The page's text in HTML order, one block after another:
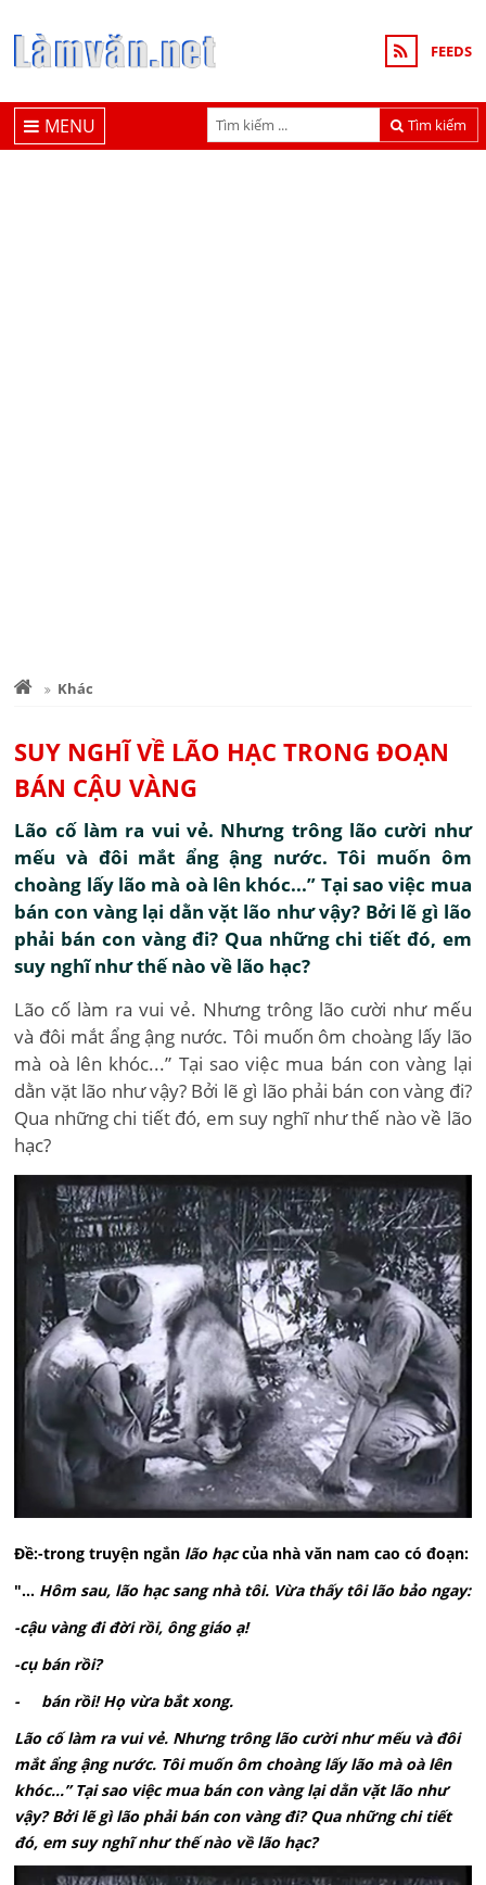
FEEDS
Tìm kiếm
MENU
Khác
SUY NGHĨ VỀ LÃO HẠC TRONG ĐOẠN
BÁN CẬU VÀNG
Lão cố làm ra vui vẻ. Nhưng trông lão cười như
mếu và đôi mắt ẩng ậng nước. Tôi muốn ôm
choàng lấy lão mà oà lên khóc...” Tại sao việc mua
bán con vàng lại dằn vặt lão như vậy? Bởi lẽ gì lão
phải bán con vàng đi? Qua những chi tiết đó, em
suy nghĩ như thế nào về lão hạc?
Lão cố làm ra vui vẻ. Nhưng trông lão cười như mếu
và đôi mắt ẩng ậng nước. Tôi muốn ôm choàng lấy lão
mà oà lên khóc...” Tại sao việc mua bán con vàng lại
dằn vặt lão như vậy? Bởi lẽ gì lão phải bán con vàng đi?
Qua những chi tiết đó, em suy nghĩ như thế nào về lão
hạc?
Đề:-trong truyện ngắn lão hạccủa nhà văn nam cao có đoạn:
"... Hôm sau, lão hạc sang nhà tôi. Vừa thấy tôi lão bảo ngay:
-cậu vàng đi đời rồi, ông giáo ạ!
-cụ bán rồi?
- bán rồi! Họ vừa bắt xong.
Lão cố làm ra vui vẻ. Nhưng trông lão cười như mếu và đôi
mắt ẩng ậng nước. Tôi muốn ôm choàng lấy lão mà oà lên
khóc...” Tại sao việc mua bán con vàng lại dằn vặt lão như
vậy? Bởi lẽ gì lão phải bán con vàng đi? Qua những chi tiết
đó, em suy nghĩ như thế nào về lão hạc?